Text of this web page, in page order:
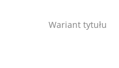
Wariant tytułu